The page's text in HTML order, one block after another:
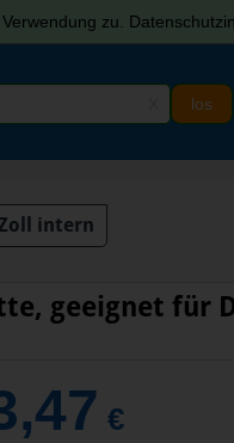
zu.
intern
geeignet für
€